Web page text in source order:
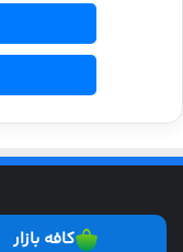
کافه بازار